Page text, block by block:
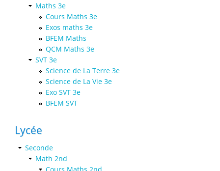
Maths 3e
Cours Maths 3e
Exos maths 3e
BFEM Maths
QCM Maths 3e
SVT 3e
Science de La Terre 3e
Science de La Vie 3e
Exo SVT 3e
BFEM SVT
Lycée
Seconde
Math 2nd